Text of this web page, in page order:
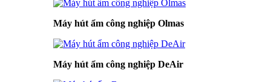
Máy hút ẩm công nghiệp Olmas
Máy hút ẩm công nghiệp DeAir